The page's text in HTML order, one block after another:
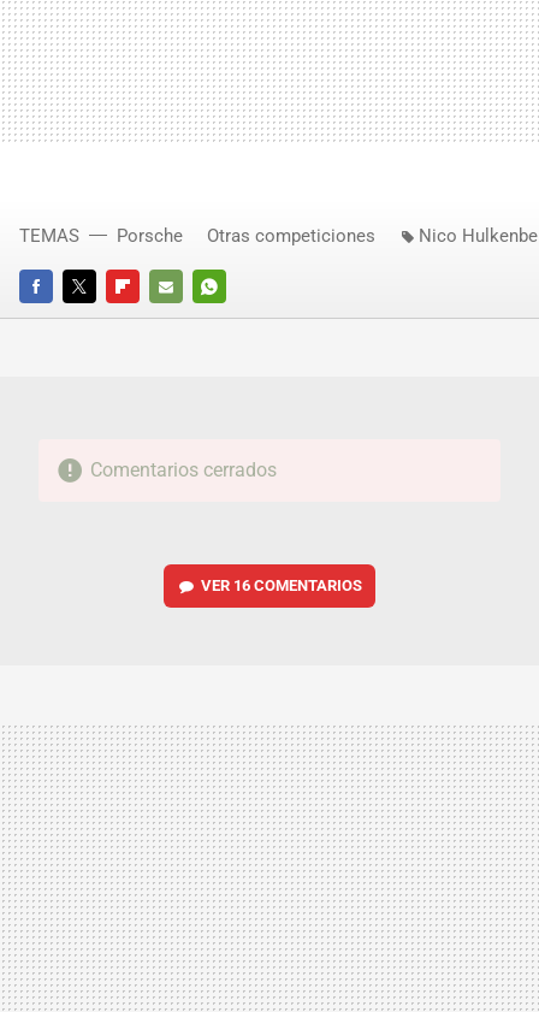
FACEBOOKTWITTERFLIPBOARD
E-
WHATSAPP
TEMAS Porsche Otras competiciones Nico
Comentarios cerrados
VER 16 COMENTARIOS